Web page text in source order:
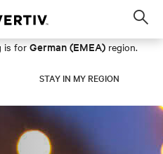
is for German (EMEA) region.
STAY IN MY REGION